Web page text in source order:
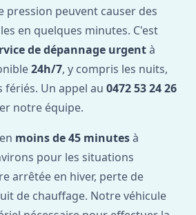
pression peuvent causer des
en quelques minutes. C'est
de dépannage urgentà
24h/7, y compris les nuits,
Un appel au 0472 53 24 26
notre équipe.
moins de 45 minutesà
pour les situations
arrêtée en hiver, perte de
de chauffage. Notre véhicule